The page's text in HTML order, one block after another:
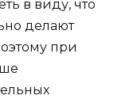
в виду, что
делают
при